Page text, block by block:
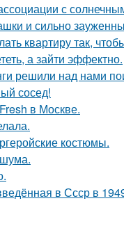
с
и сильно
квартиру так,
а зайти эффектно.
решили над нами
сосед!
в Москве.
костюмы.
в Ссср в